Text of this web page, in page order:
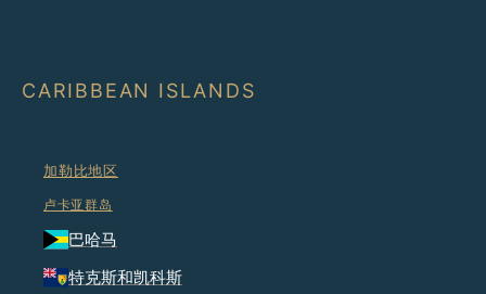
CARIBBEAN ISLANDS
加勒比地区
卢卡亚群岛
巴哈马
特克斯和凯科斯